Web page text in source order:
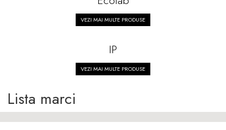
Furajare porci, purcei,
VEZI MAI MULTE PRODUSE
IP
VEZI MAI MULTE PRODUSE
Lista marci